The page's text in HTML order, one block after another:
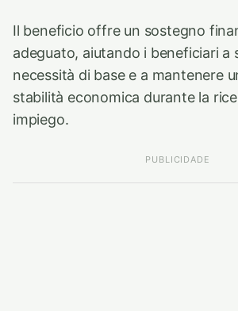
Il beneficio offre un sostegno
adeguato, aiutando i beneficiari a
necessità di base e a mantenere
stabilità economica durante la
impiego.
PUBLICIDADE